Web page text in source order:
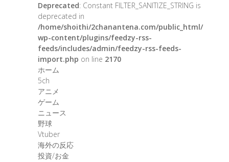
Deprecated: Constant FILTER_SANITIZE_STRING is
deprecated in
/home/shoithi/2chanantena.com/public_html/
wp-content/plugins/feedzy-rss-
feeds/includes/admin/feedzy-rss-feeds-
import.php on line 2170
ホーム
5ch
アニメ
ゲーム
ニュース
野球
Vtuber
海外の反応
投資/お金